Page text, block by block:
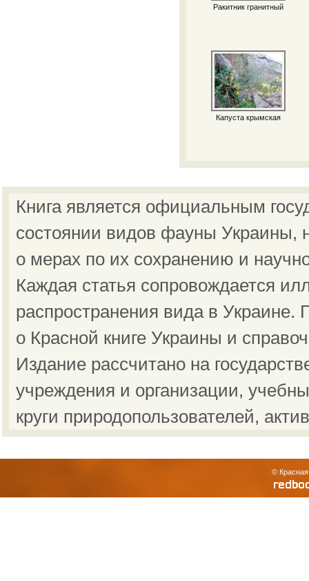
Ракитник гранитный
Капуста крымская
Книга является официальным
состоянии видов фауны Украины,
о мерах по их сохранению и
Каждая статья сопровождается
распространения вида в
о Красной книге Украины и
Издание рассчитано на
учреждения и организации,
круги природопользователей,
©